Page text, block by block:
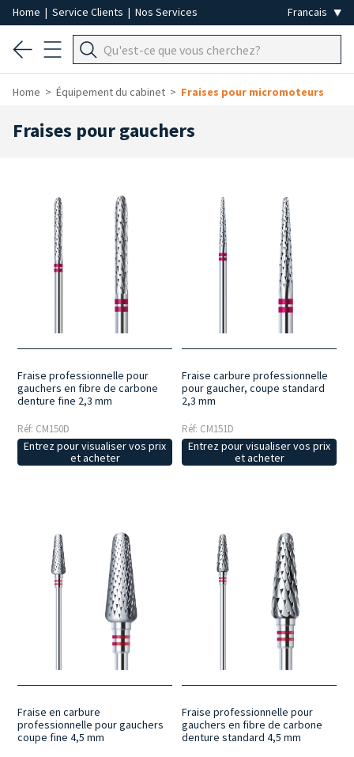
Home | Service Clients | Nos Services
Home Équipement du cabinet Fraises pour micromoteurs
Fraises pour gauchers
Fraise professionnelle pour
gauchers en fibre de carbone
denture fine 2,3 mm
Réf: CM150D
Entrez pour visualiser vos prix
et acheter
Fraise carbure professionnelle
pour gaucher, coupe standard
2,3 mm
Réf: CM151D
Entrez pour visualiser vos prix
et acheter
Fraise en carbure
professionnelle pour gauchers
coupe fine 4,5 mm
Fraise professionnelle pour
gauchers en fibre de carbone
denture standard 4,5 mm